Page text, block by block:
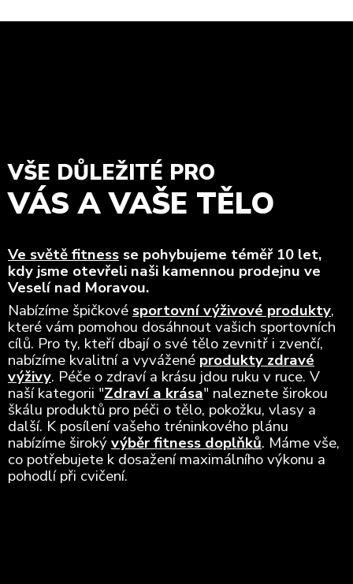
VŠE DŮLEŽITÉ PRO
VÁS A VAŠE TĚLO
Ve světě fitness se pohybujeme téměř 10 let,
kdy jsme otevřeli naši kamennou prodejnu ve
Veselí nad Moravou.
Nabízíme špičkovésportovní výživové produkty,
které vám pomohou dosáhnout vašich sportovních
cílů. Pro ty, kteří dbají o své tělo zevnitř i zvenčí,
nabízíme kvalitní a vyvážené produkty zdravé
výživy. Péče o zdraví a krásu jdou ruku v ruce. V
naší kategorii "Zdraví a krása" naleznete širokou
škálu produktů pro péči o tělo, pokožku, vlasy a
další. K posílení vašeho tréninkového plánu
nabízíme širokývýběr fitness doplňků. Máme vše,
co potřebujete k dosažení maximálního výkonu a
pohodlí při cvičení.